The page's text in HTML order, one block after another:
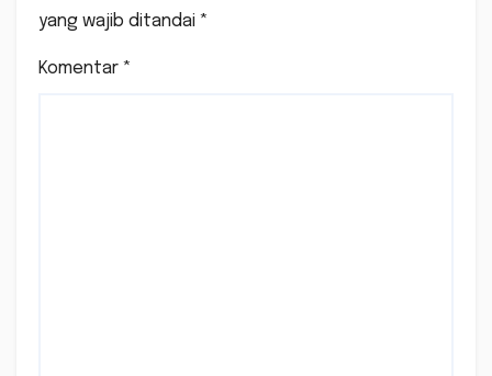
yang wajib ditandai *
Komentar *